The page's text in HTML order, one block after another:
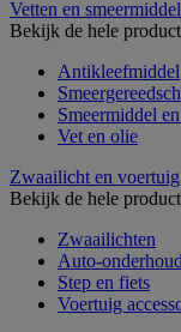
Vetten en
Bekijk de hele
Antikleefmiddel
Smeermiddel
Vet en olie
Zwaailicht en
Bekijk de hele
Zwaailichten
Auto-
Step en fiets
Voertuig